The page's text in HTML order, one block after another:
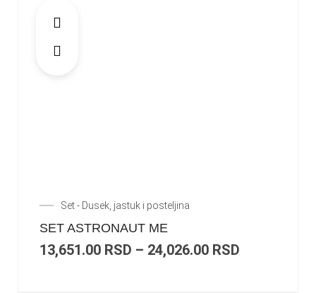
Set - Dusek, jastuk i posteljina
SET ASTRONAUT ME
13,651.00 RSD – 24,026.00 RSD